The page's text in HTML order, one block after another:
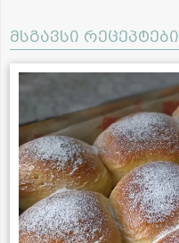
მსგავსი რეცეპტები